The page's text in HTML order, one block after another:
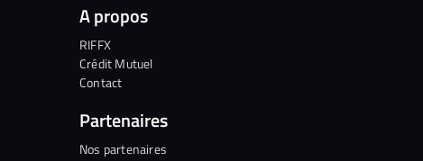
A propos
RIFFX
Crédit Mutuel
Contact
Partenaires
Nos partenaires